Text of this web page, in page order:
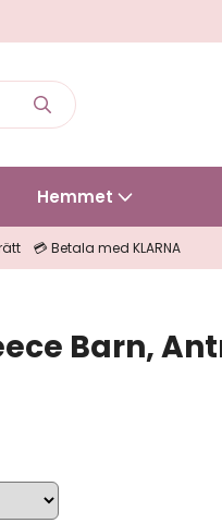
Hemmet
💳 Betala med KLARNA
Barn,